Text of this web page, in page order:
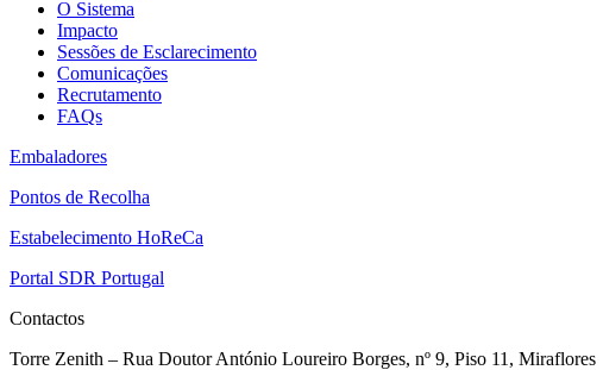
O Sistema
Impacto
Sessões de Esclarecimento
Comunicações
Recrutamento
FAQs
Embaladores
Pontos de Recolha
Estabelecimento HoReCa
Portal SDR Portugal
Contactos
Torre Zenith – Rua Doutor António Loureiro Borges, nº 9, Piso 11, Miraflores